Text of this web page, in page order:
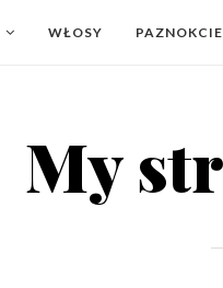
WŁOSY PAZNOKCIE